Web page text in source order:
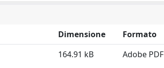
Dimensione
Formato
164.91 kB Adobe PDF